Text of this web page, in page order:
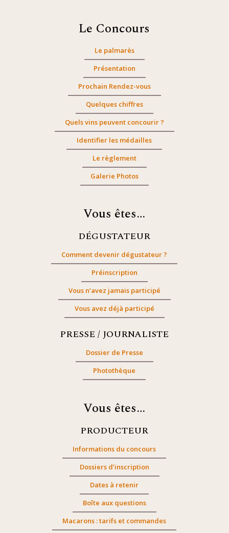
Le Concours
Le palmarès
Présentation
Prochain Rendez-vous
Quelques chiffres
Quels vins peuvent concourir ?
Identifier les médailles
Le règlement
Galerie Photos
Vous êtes…
DÉGUSTATEUR
Comment devenir dégustateur ?
Préinscription
Vous n’avez jamais participé
Vous avez déjà participé
PRESSE / JOURNALISTE
Dossier de Presse
Photothèque
Vous êtes…
PRODUCTEUR
Informations du concours
Dossiers d’inscription
Dates à retenir
Boîte aux questions
Macarons : tarifs et commandes